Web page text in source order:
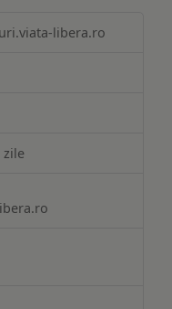
libera.ro
zile